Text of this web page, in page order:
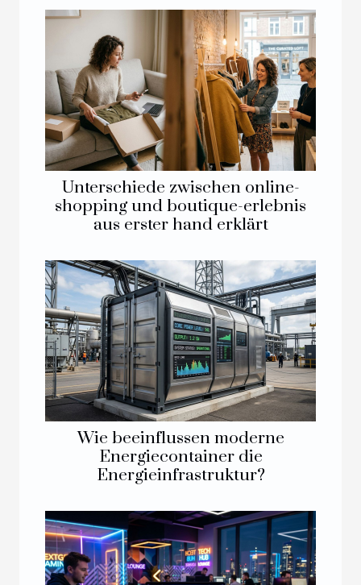
Unterschiede zwischen online-
shopping und boutique-erlebnis
aus erster hand erklärt
Wie beeinflussen moderne
Energiecontainer die
Energieinfrastruktur?